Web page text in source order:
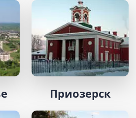
Приозерск